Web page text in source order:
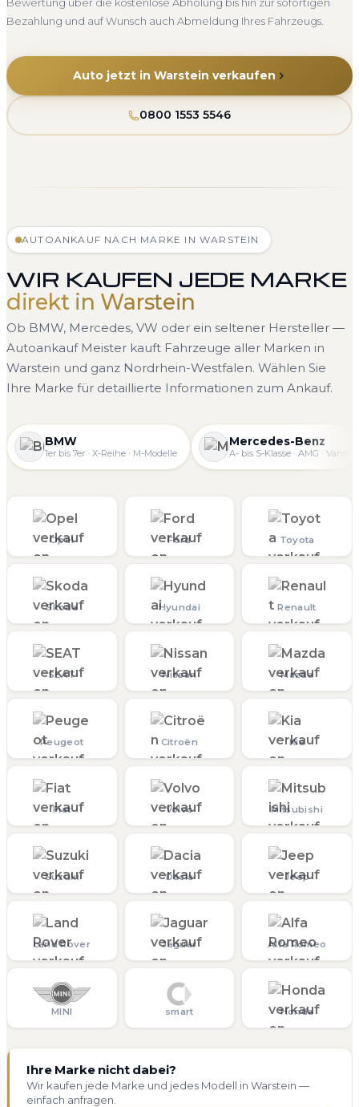
Bezahlung und auf Wunsch auch Abmeldung Ihres Fahrzeugs.
Auto jetzt in Warstein verkaufen
0800 1553 5546
AUTOANKAUF NACH MARKE IN WARSTEIN
WIR KAUFEN JEDE MARKE
direkt in Warstein
Ob BMW, Mercedes, VW oder ein seltener Hersteller —
Autoankauf Meister kauft Fahrzeuge aller Marken in
Warstein und ganz Nordrhein-Westfalen. Wählen Sie
Ihre Marke für detaillierte Informationen zum Ankauf.
BMW
1er bis 7er · X-Reihe · M-Modelle
Mercedes-Benz
A- bis S-Klasse · AMG · Vans
Opel Ford Toyota
Skoda Hyundai Renault
SEAT Nissan Mazda
Peugeot Citroën Kia
Fiat Volvo Mitsubishi
Suzuki Dacia Jeep
Land Rover Jaguar Alfa Romeo
MINI smart Honda
Ihre Marke nicht dabei?
Wir kaufen jede Marke und jedes Modell in Warstein —
einfach anfragen.